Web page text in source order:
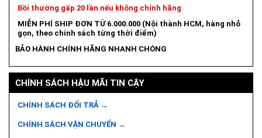
Bồi thường gấp 20 lần nếu không chính hãng
MIỄN PHÍ SHIP ĐƠN TỪ 6.000.000 (Nội thành HCM, hàng nhỏ
gọn, theo chính sách từng thời điểm)
BẢO HÀNH CHÍNH HÃNG NHANH CHÓNG
CHÍNH SÁCH HẬU MÃI TIN CẬY
CHÍNH SÁCH ĐỔI TRẢ →
CHÍNH SÁCH VẬN CHUYỂN →